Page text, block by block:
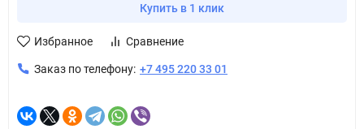
Купить в 1 клик
Избранное Сравнение
Заказ по телефону: +7 495 220 33 01